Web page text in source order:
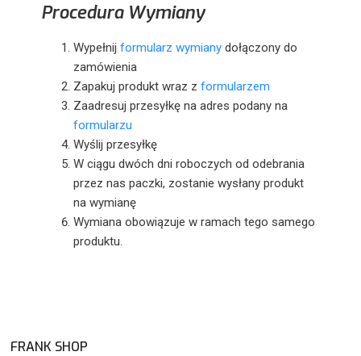
Procedura Wymiany
Wypełnijformularz wymiany dołączony do
zamówienia
Zapakuj produkt wraz zformularzem
Zaadresuj przesyłkę na adres podany na
formularzu
Wyślij przesyłkę
W ciągu dwóch dni roboczych od odebrania
przez nas paczki, zostanie wysłany produkt
na wymianę
Wymiana obowiązuje w ramach tego samego
produktu.
FRANK SHOP